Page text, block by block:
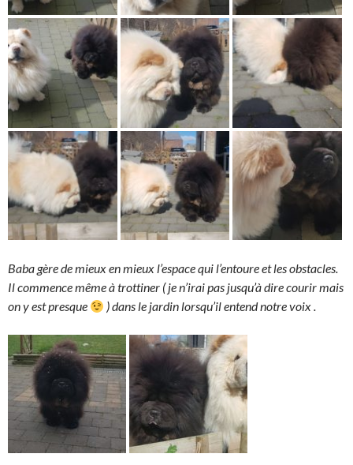
Baba gère de mieux en mieux l’espace qui l’entoure et les obstacles.
Il commence même à trottiner ( je n’irai pas jusqu’à dire courir mais
on y est presque
) dans le jardin lorsqu’il entend notre voix .